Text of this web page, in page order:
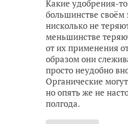
Какие удобрения-
большинстве своём
нисколько не
меньшинстве
от их применения
образом они
просто неудобно
Органические
но опять же не
полгода.